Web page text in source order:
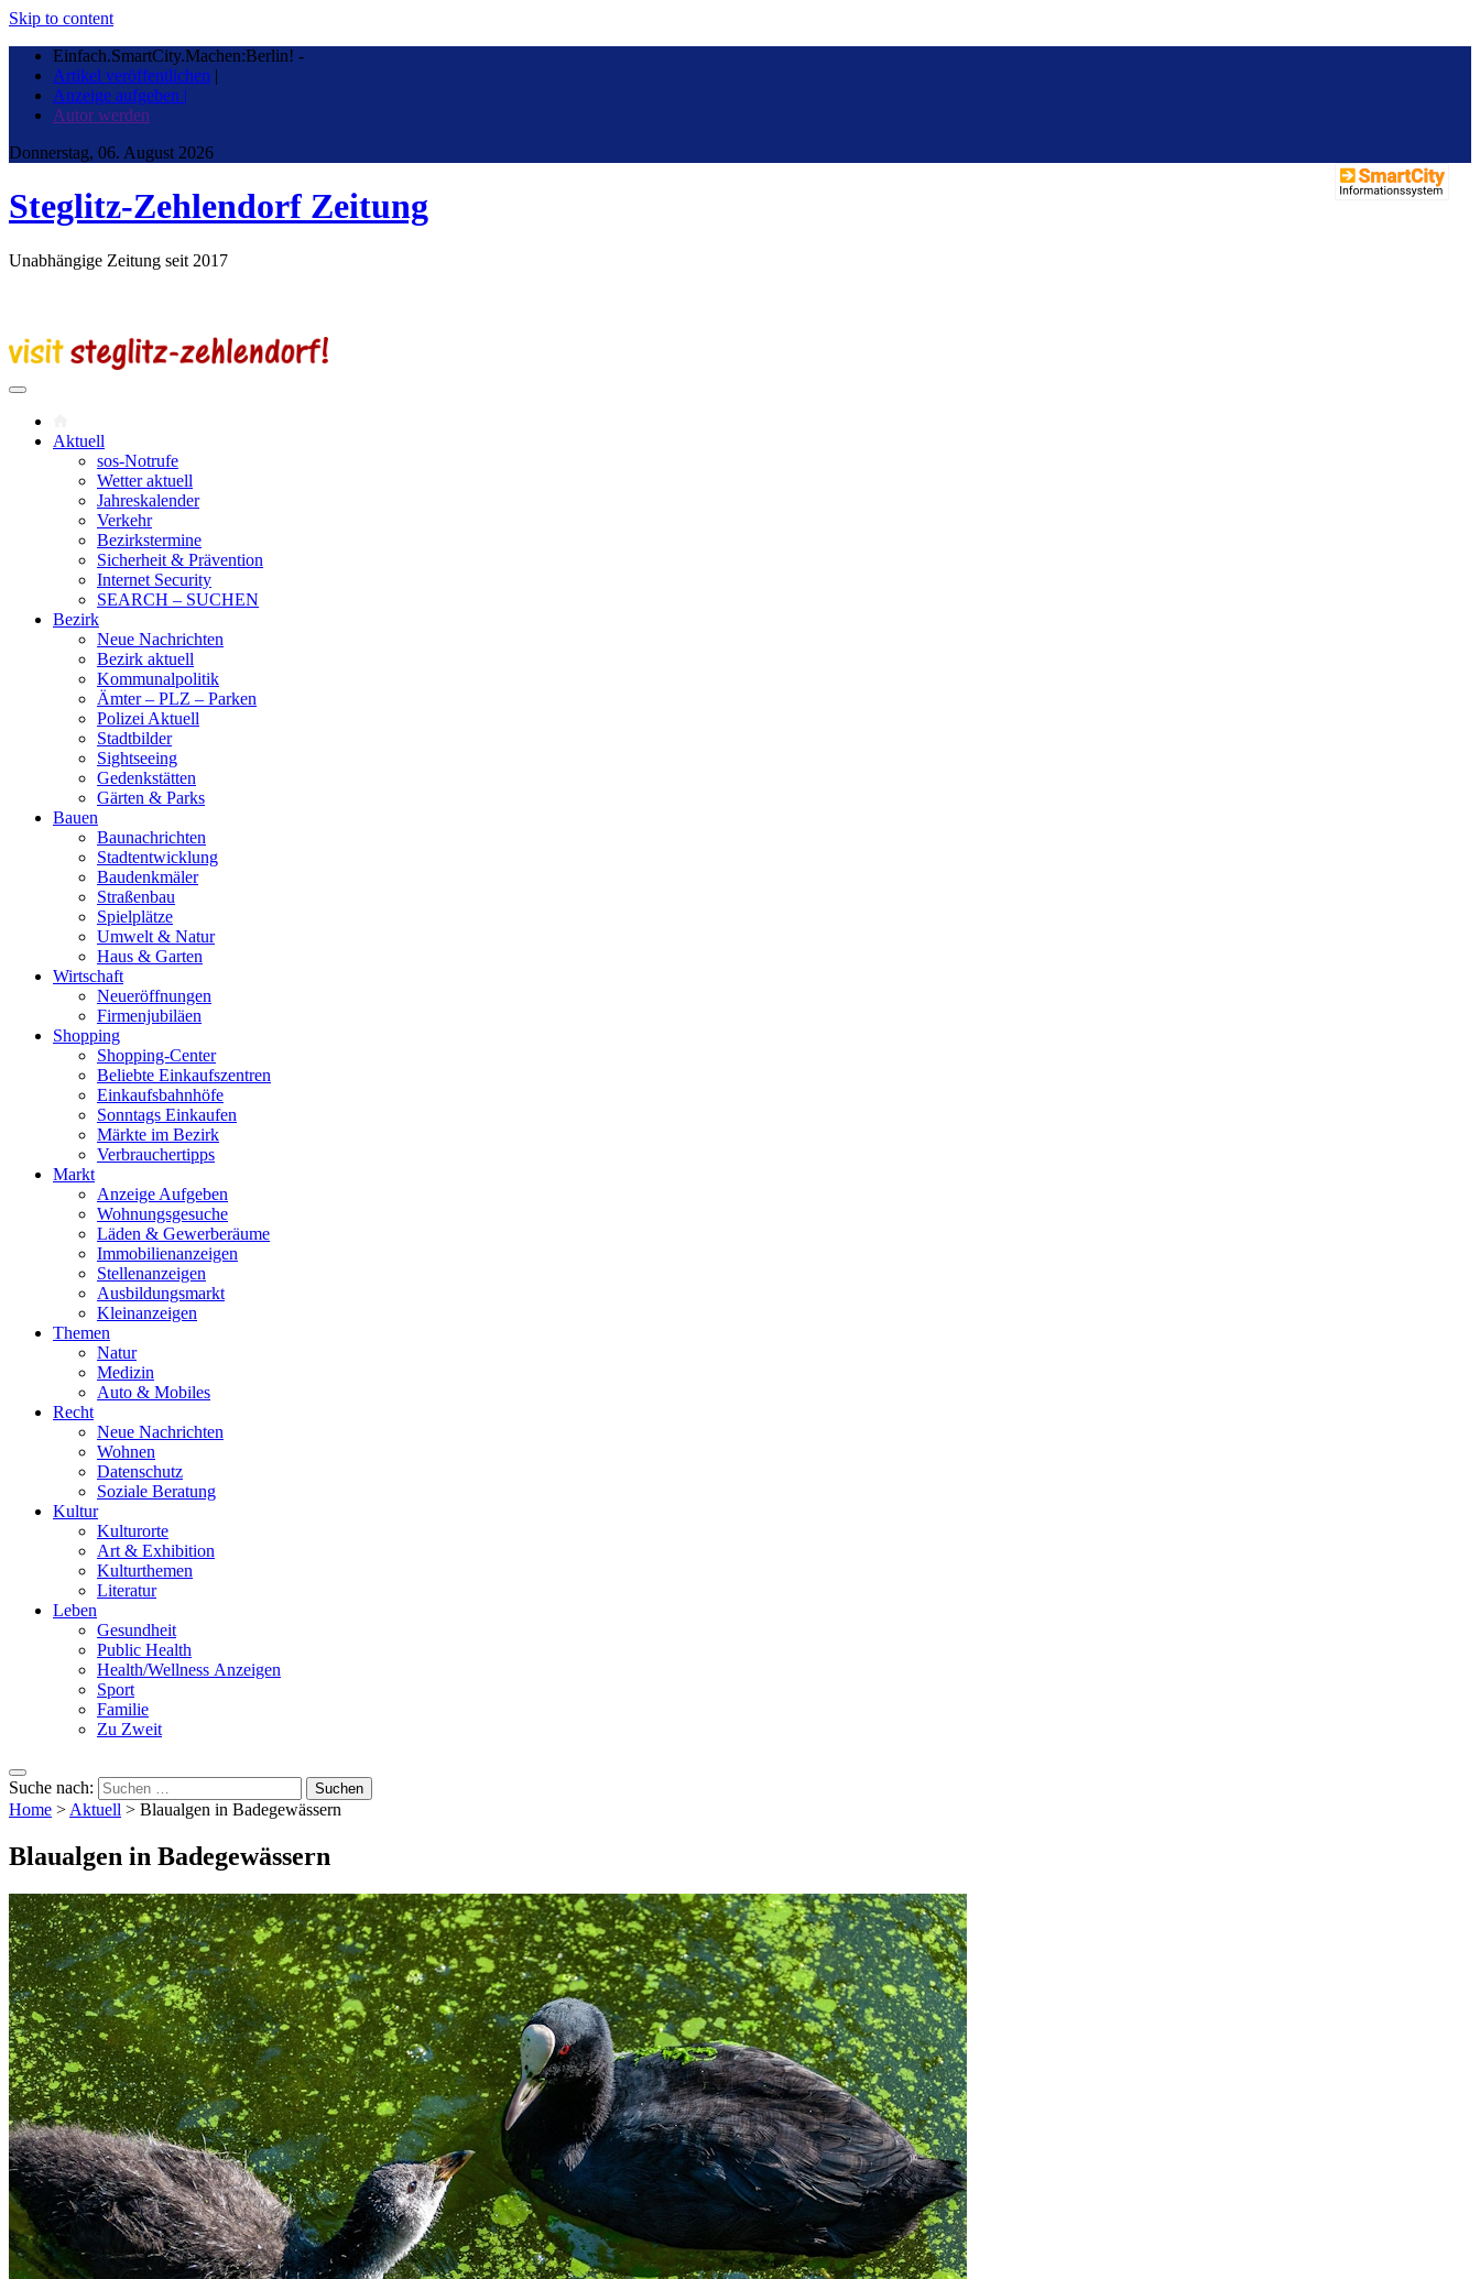
Skip to content
Einfach.SmartCity.Machen:Berlin! -
Artikel veröffentlichen |
Anzeige aufgeben |
Autor werden
Donnerstag, 06. August 2026
Steglitz-Zehlendorf Zeitung
Unabhängige Zeitung seit 2017
Aktuell
sos-Notrufe
Wetter aktuell
Jahreskalender
Verkehr
Bezirkstermine
Sicherheit & Prävention
Internet Security
SEARCH – SUCHEN
Bezirk
Neue Nachrichten
Bezirk aktuell
Kommunalpolitik
Ämter – PLZ – Parken
Polizei Aktuell
Stadtbilder
Sightseeing
Gedenkstätten
Gärten & Parks
Bauen
Baunachrichten
Stadtentwicklung
Baudenkmäler
Straßenbau
Spielplätze
Umwelt & Natur
Haus & Garten
Wirtschaft
Neueröffnungen
Firmenjubiläen
Shopping
Shopping-Center
Beliebte Einkaufszentren
Einkaufsbahnhöfe
Sonntags Einkaufen
Märkte im Bezirk
Verbrauchertipps
Markt
Anzeige Aufgeben
Wohnungsgesuche
Läden & Gewerberäume
Immobilienanzeigen
Stellenanzeigen
Ausbildungsmarkt
Kleinanzeigen
Themen
Natur
Medizin
Auto & Mobiles
Recht
Neue Nachrichten
Wohnen
Datenschutz
Soziale Beratung
Kultur
Kulturorte
Art & Exhibition
Kulturthemen
Literatur
Leben
Gesundheit
Public Health
Health/Wellness Anzeigen
Sport
Familie
Zu Zweit
Suche nach:
Home > Aktuell > Blaualgen in Badegewässern
Blaualgen in Badegewässern